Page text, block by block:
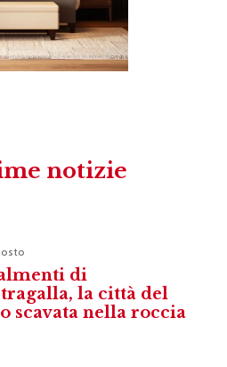
notizie
di
la città del
scavata nella roccia